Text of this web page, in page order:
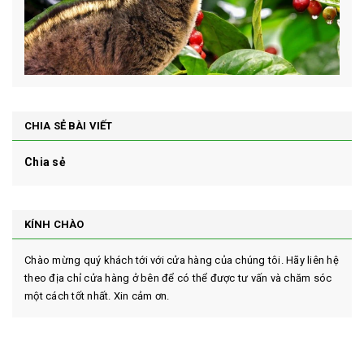
CHIA SẺ BÀI VIẾT
Chia sẻ
KÍNH CHÀO
Chào mừng quý khách tới với cửa hàng của chúng tôi. Hãy liên hệ
theo địa chỉ cửa hàng ở bên để có thể được tư vấn và chăm sóc
một cách tốt nhất. Xin cảm ơn.